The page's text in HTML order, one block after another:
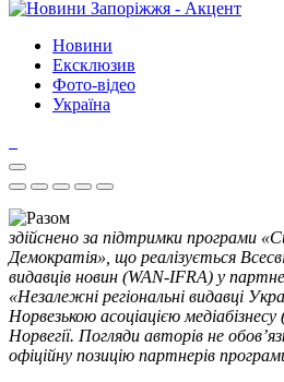
Новини
Ексклюзив
Фото-відео
Україна
здійснено за підтримки програми
Демократія», що реалізується
видавців новин (WAN-IFRA) у
«Незалежні регіональні видавці
Норвезькою асоціацією
Норвегії. Погляди авторів не
офіційну позицію партнерів